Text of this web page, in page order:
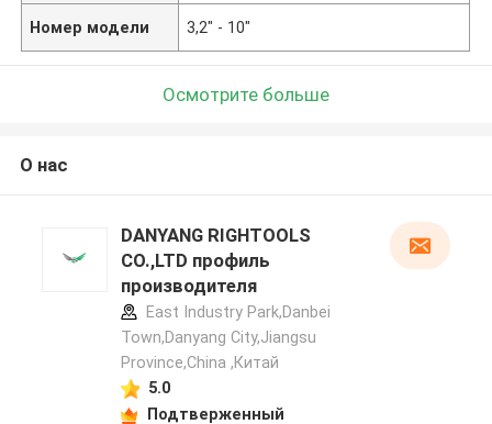
Номер модели 3,2" - 10"
Осмотрите больше
О нас
DANYANG RIGHTOOLS
CO.,LTD профиль
производителя
East Industry Park,Danbei
Town,Danyang City,Jiangsu
Province,China ,Китай
5.0
Подтверженный